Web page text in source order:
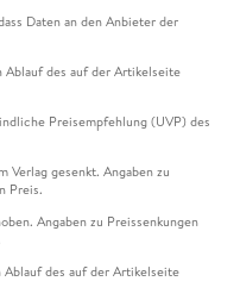
Daten an den Anbieter der
Ablauf des auf der Artikelseite
Preisempfehlung (UVP) des
Verlag gesenkt. Angaben zu
Preis.
Angaben zu Preissenkungen
des auf der Artikelseite